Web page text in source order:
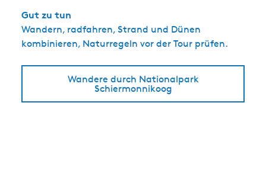
Gut zu tun
Wandern, radfahren, Strand und Dünen
kombinieren, Naturregeln vor der Tour prüfen.
Wandere durch Nationalpark
Schiermonnikoog